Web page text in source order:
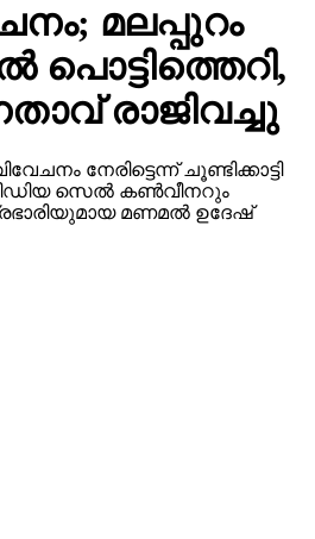
മലപ്പുറം
പൊട്ടിത്തെറി,
രാജിവച്ചു
നേരിട്ടെന്ന് ചൂണ്ടിക്കാട്ടി
മീഡിയ സെല്‍ കണ്‍വീനറും
മണമല്‍ ഉദേഷ്